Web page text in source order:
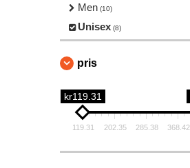
Men (10)
Unisex (8)
pris
kr119.31
119.31 202.35 285.38 368.42